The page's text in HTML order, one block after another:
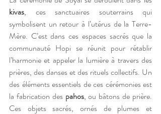
kivas, ces sanctuaires souterrains qui
symbolisent un retour à l’utérus de la Terre-
Mère. C’est dans ces espaces sacrés que la
communauté Hopi se réunit pour rétablir
l’harmonie et appeler la lumière à travers des
prières, des danses et des rituels collectifs. Un
des éléments essentiels de ces cérémonies est
la fabrication des pahos, ou bâtons de prière.
Ces objets sacrés, ornés de plumes et